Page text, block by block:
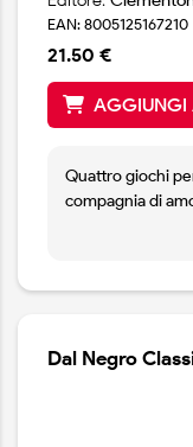
EAN: 8005125167210
21.50 €
AGGIUNGI
Quattro giochi
compagnia di
giochi da
volta di
affondare tutta
Dal Negro